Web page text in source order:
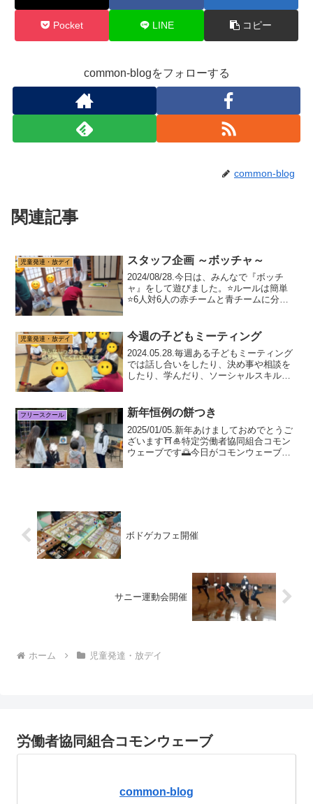
Pocket LINE コピー
common-blogをフォローする
common-blog
関連記事
児童発達・放デイ スタッフ企画 ～ボッチャ～
2024/08/28.今日は、みんなで『ボッチ
ャ』をして遊びました。⭐️ルールは簡単
⭐️6人対6人の赤チームと青チームに分か
惑っていましたが、さすがは子供たち。
あっとい...
児童発達・放デイ 今週の子どもミーティング
2024.05.28.毎週ある子どもミーティング
では話し合いをしたり、決め事や相談を
したり、学んだり、ソーシャルスキルト
ードのルールについての相談・ほめほめ
ゲームを行いま...
フリースクール 新年恒例の餅つき
2025/01/05.新年あけましておめでとうご
ざいます⛩🎍特定労働者協同組合コモン
ウェーブです🌅今日がコモンウェーブの
ボドゲカフェ開催
サニー運動会開催
ホーム 児童発達・放デイ
労働者協同組合コモンウェーブ
common-blog